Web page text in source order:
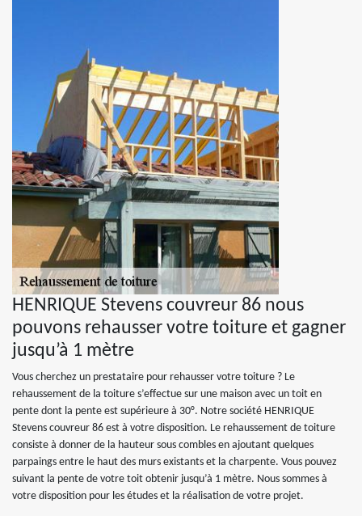
HENRIQUE Stevens couvreur 86 nous
pouvons rehausser votre toiture et gagner
jusqu’à 1 mètre
Vous cherchez un prestataire pour rehausser votre toiture ? Le
rehaussement de la toiture s’effectue sur une maison avec un toit en
pente dont la pente est supérieure à 30°. Notre société HENRIQUE
Stevens couvreur 86 est à votre disposition. Le rehaussement de toiture
consiste à donner de la hauteur sous combles en ajoutant quelques
parpaings entre le haut des murs existants et la charpente. Vous pouvez
suivant la pente de votre toit obtenir jusqu’à 1 mètre. Nous sommes à
votre disposition pour les études et la réalisation de votre projet.